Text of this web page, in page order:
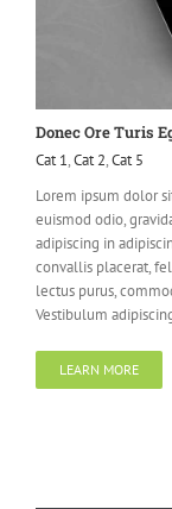
Donec Ore Turis
Cat 1,Cat 2,Cat 5
Lorem ipsum dolor
euismod odio,
adipiscing in
convallis placerat,
lectus purus,
Vestibulum
LEARN MORE